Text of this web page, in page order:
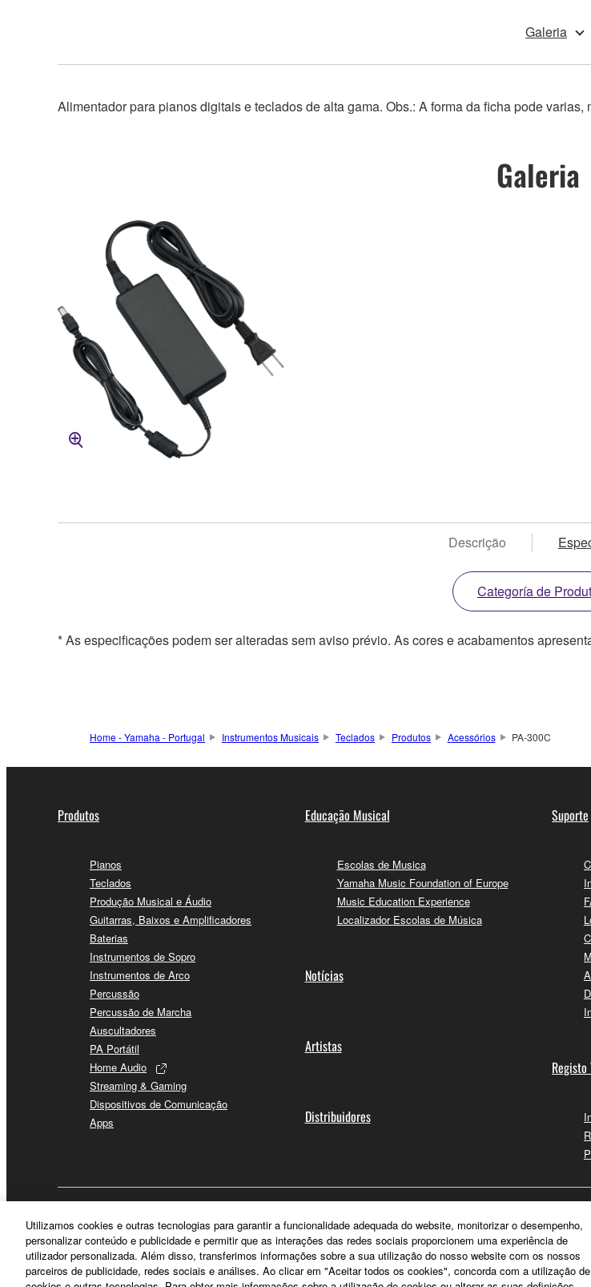
Galeria
Alimentador para pianos digitais e teclados de alta gama. Obs.: A forma da ficha pode varias,
Galeria
Descrição
Categoría de
* As especificações podem ser alteradas sem aviso prévio. As cores e acabamentos
Home - Yamaha - Portugal Instrumentos Musicais Teclados Produtos Acessórios PA-300C
Produtos
Pianos
Teclados
Produção Musical e Áudio
Guitarras, Baixos e Amplificadores
Baterias
Instrumentos de Sopro
Instrumentos de Arco
Percussão
Percussão de Marcha
Auscultadores
PA Portátil
Home Audio
Streaming & Gaming
Dispositivos de Comunicação
Apps
Educação Musical
Escolas de Musica
Yamaha Music Foundation of Europe
Music Education Experience
Localizador Escolas de Música
Notícias
Artistas
Distribuidores
Suporte
Utilizamos cookies e outras tecnologias para garantir a funcionalidade adequada do website, monitorizar o desempenho,
personalizar conteúdo e publicidade e permitir que as interações das redes sociais proporcionem uma experiência de
utilizador personalizada. Além disso, transferimos informações sobre a sua utilização do nosso website com os nossos
parceiros de publicidade, redes sociais e análises. Ao clicar em "Aceitar todos os cookies", concorda com a utilização de